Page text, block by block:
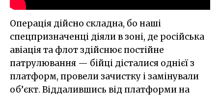
Операція дійсно складна, бо наші
спецпризначенці діяли в зоні, де російська
авіація та флот здійснює постійне
патрулювання — бійці дісталися однієї з
платформ, провели зачистку і замінували
об’єкт. Віддалившись від платформи на